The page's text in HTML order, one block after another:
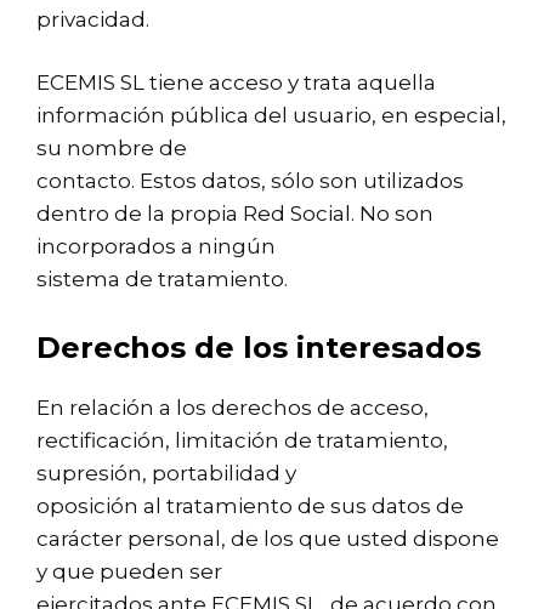
privacidad.
ECEMIS SL tiene acceso y trata aquella
información pública del usuario, en especial,
su nombre de
contacto. Estos datos, sólo son utilizados
dentro de la propia Red Social. No son
incorporados a ningún
sistema de tratamiento.
Derechos de los interesados
En relación a los derechos de acceso,
rectificación, limitación de tratamiento,
supresión, portabilidad y
oposición al tratamiento de sus datos de
carácter personal, de los que usted dispone
y que pueden ser
ejercitados ante ECEMIS SL, de acuerdo con